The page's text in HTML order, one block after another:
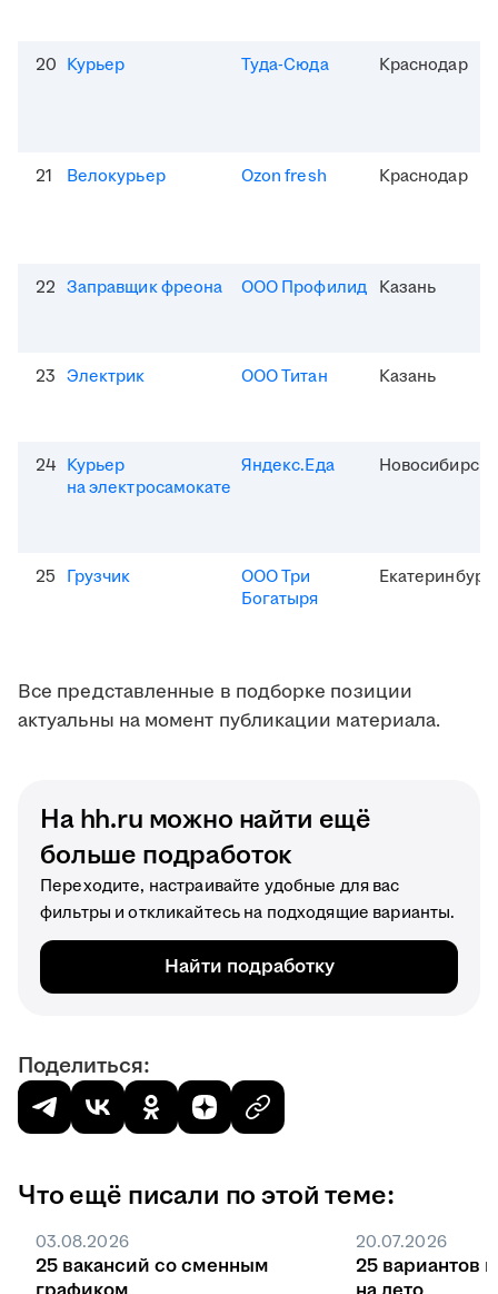
20 Курьер Туда-Сюда Краснодар
21 Велокурьер Ozon fresh Краснодар
22 Заправщик фреона ООО Профилид Казань
23 Электрик ООО Титан Казань
24 Курьер
на электросамокате
Яндекс.Еда Новосибирск
25 Грузчик
ООО Три
Богатыря
Екатеринбург
Все представленные в подборке позиции
актуальны на момент публикации материала.
На hh.ru можно найти ещё
больше подработок
Переходите, настраивайте удобные для вас
фильтры и откликайтесь на подходящие варианты.
Найти подработку
Поделиться:
Что ещё писали по этой теме:
03.08.2026
25 вакансий со сменным
20.07.2026
25 вариантов